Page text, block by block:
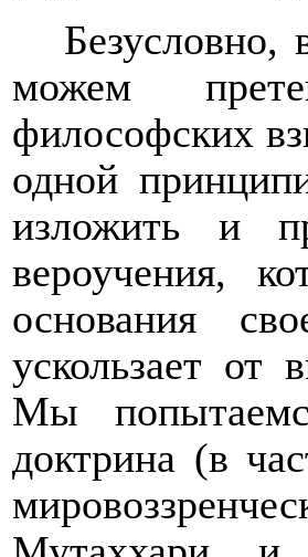
Безусловно,
можем
философских
одной
изложить и
вероучения,
основания
ускользает от
Мы
доктрина (в